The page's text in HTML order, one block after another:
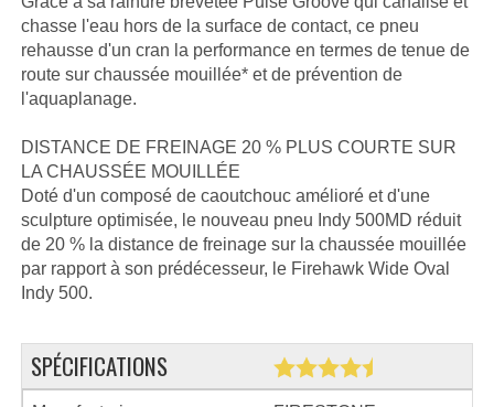
chasse l'eau hors de la surface de contact, ce pneu
rehausse d'un cran la performance en termes de tenue de
route sur chaussée mouillée* et de prévention de
l'aquaplanage.
DISTANCE DE FREINAGE 20 % PLUS COURTE SUR
LA CHAUSSÉE MOUILLÉE
Doté d'un composé de caoutchouc amélioré et d'une
sculpture optimisée, le nouveau pneu Indy 500MD réduit
de 20 % la distance de freinage sur la chaussée mouillée
par rapport à son prédécesseur, le Firehawk Wide Oval
Indy 500.
SPÉCIFICATIONS